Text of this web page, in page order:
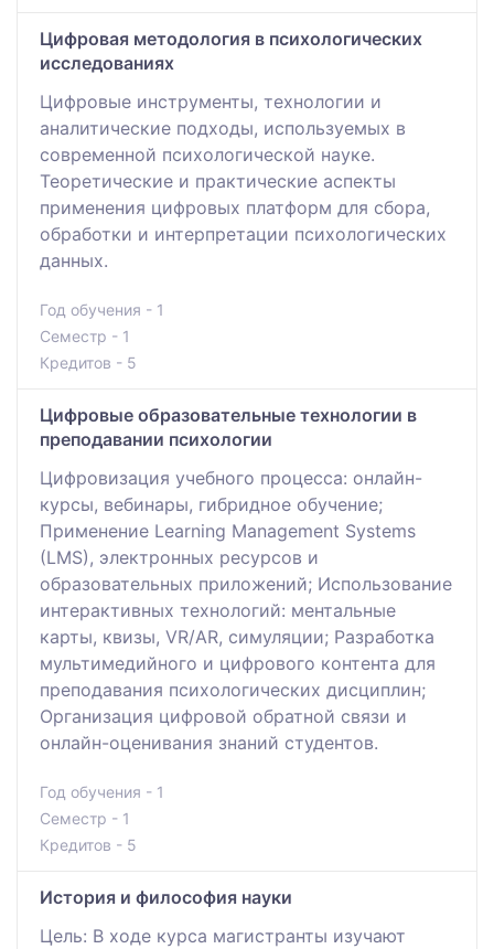
Цифровая методология в психологических
исследованиях
Цифровые инструменты, технологии и
аналитические подходы, используемых в
современной психологической науке.
Теоретические и практические аспекты
применения цифровых платформ для сбора,
обработки и интерпретации психологических
данных.
Год обучения - 1
Семестр - 1
Кредитов - 5
Цифровые образовательные технологии в
преподавании психологии
Цифровизация учебного процесса: онлайн-
курсы, вебинары, гибридное обучение;
Применение Learning Management Systems
(LMS), электронных ресурсов и
образовательных приложений; Использование
интерактивных технологий: ментальные
карты, квизы, VR/AR, симуляции; Разработка
мультимедийного и цифрового контента для
преподавания психологических дисциплин;
Организация цифровой обратной связи и
онлайн-оценивания знаний студентов.
Год обучения - 1
Семестр - 1
Кредитов - 5
История и философия науки
Цель: В ходе курса магистранты изучают